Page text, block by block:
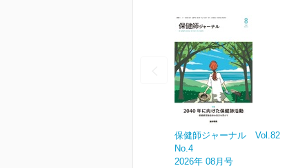
保健師ジャーナル Vol.82
No.4
2026年 08月号